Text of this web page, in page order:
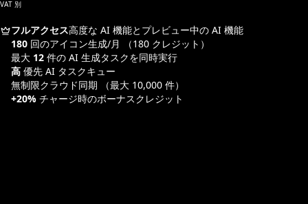
VAT 別
フルアクセス高度な AI 機能とプレビュー中の AI 機能
180 回のアイコン生成/月
（180 クレジット）
最大 12 件の AI 生成タスクを同時実行
高 優先 AI タスクキュー
無制限クラウド同期
（最大 10,000 件）
+20% チャージ時のボーナスクレジット